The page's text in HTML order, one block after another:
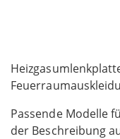
Passende Modelle
der Beschreibung
gallery
to
the
of
the